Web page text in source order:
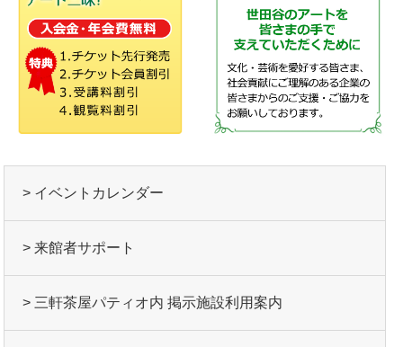
> イベントカレンダー
> 来館者サポート
> 三軒茶屋パティオ内 掲示施設利用案内